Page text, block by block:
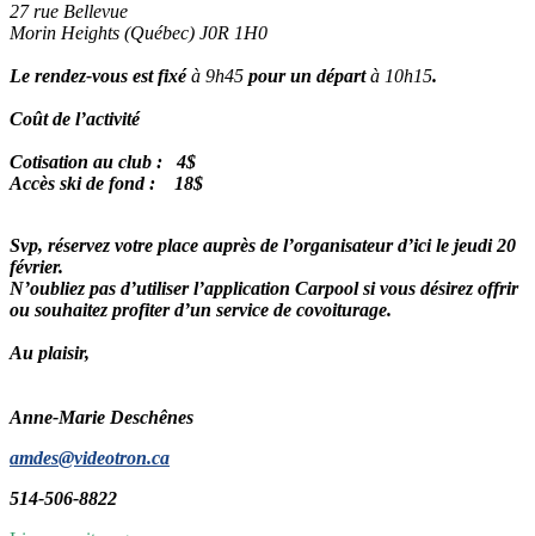
27 rue Bellevue
Morin Heights (Québec) J0R 1H0
Le rendez-vous est fixé à 9h45 pour un départà 10h15.
Coût de l’activité
Cotisation au club : 4$
Accès ski de fond : 18$
Svp, réservez votre place auprès de l’organisateur d’ici le jeudi 20
février.
N’oubliez pas d’utiliser l’application Carpool si vous désirez offrir
ou souhaitez profiter d’un service de covoiturage.
Au plaisir,
Anne-Marie Deschênes
amdes@videotron.ca
514-506-8822